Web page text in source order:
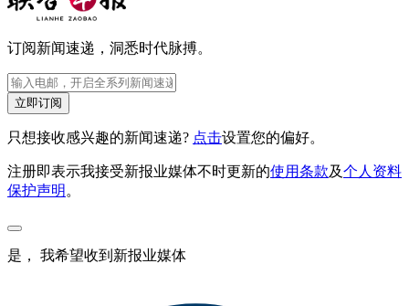
订阅新闻速递，洞悉时代脉搏。
立即订阅
只想接收感兴趣的新闻速递? 点击设置您的偏好。
注册即表示我接受新报业媒体不时更新的使用条款及个人资料
保护声明 。
是， 我希望收到新报业媒体